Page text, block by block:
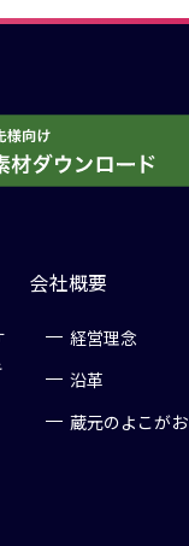
会社概要
経営理念
沿革
蔵元のよこがお